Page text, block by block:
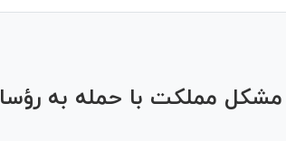
مشکل مملکت با حمله به